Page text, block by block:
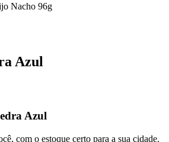
Nacho 96g
Azul
Azul
com o estoque certo para a sua cidade.